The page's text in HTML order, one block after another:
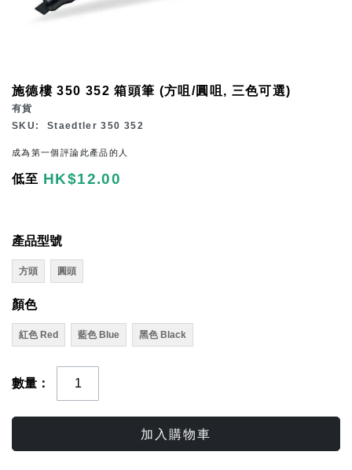
施德樓 350 352 箱頭筆 (方咀/圓咀, 三色可選)
有貨
SKU
Staedtler 350 352
成為第一個評論此產品的人
低至 HK$12.00
產品型號
方頭 圓頭
顏色
紅色 Red 藍色 Blue 黑色 Black
數量
加入購物車
to
the
of
the